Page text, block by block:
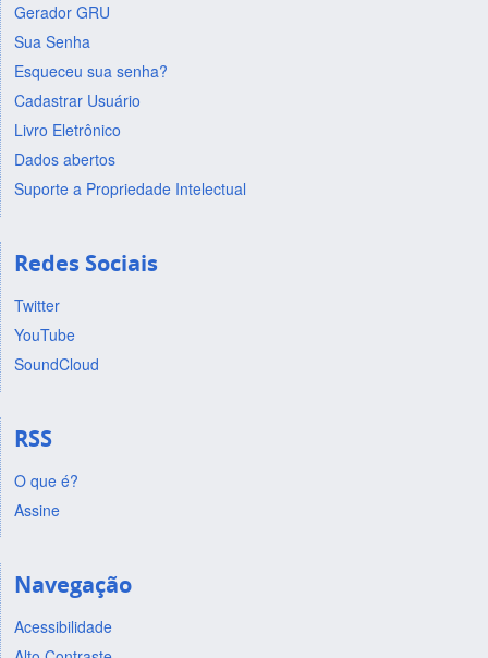
Gerador GRU
Sua Senha
Esqueceu sua senha?
Cadastrar Usuário
Livro Eletrônico
Dados abertos
Suporte a Propriedade Intelectual
Redes Sociais
Twitter
YouTube
SoundCloud
RSS
O que é?
Assine
Navegação
Acessibilidade